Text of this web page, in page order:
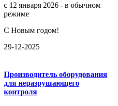
с 12 января 2026 - в обычном
режиме
С Новым годом!
29-12-2025
Производитель оборудования
для неразрушающего
контроля